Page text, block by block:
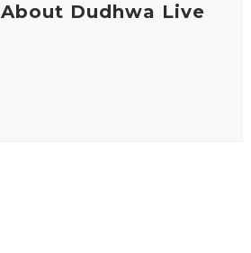
About Dudhwa Live